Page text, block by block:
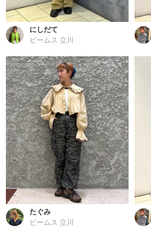
にしだて
ビームス 立川
たぐみ
ビームス 立川